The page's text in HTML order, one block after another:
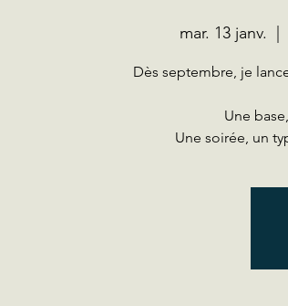
mar. 13 janv.
Dès septembre, je
Une
Une soirée, un